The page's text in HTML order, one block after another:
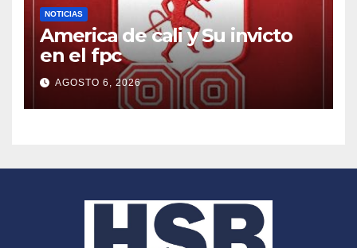
NOTICIAS
America de cali y Su invicto
en el fpc
AGOSTO 6, 2026